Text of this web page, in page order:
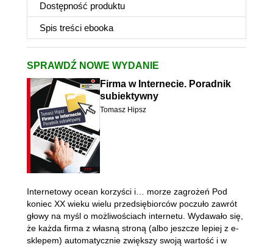
Dostępność produktu
Spis treści ebooka
SPRAWDŹ NOWE WYDANIE
Firma w Internecie. Poradnik
subiektywny
Tomasz Hipsz
Internetowy ocean korzyści i… morze zagrożeń Pod
koniec XX wieku wielu przedsiębiorców poczuło zawrót
głowy na myśl o możliwościach internetu. Wydawało się,
że każda firma z własną stroną (albo jeszcze lepiej z e-
sklepem) automatycznie zwiększy swoją wartość i w